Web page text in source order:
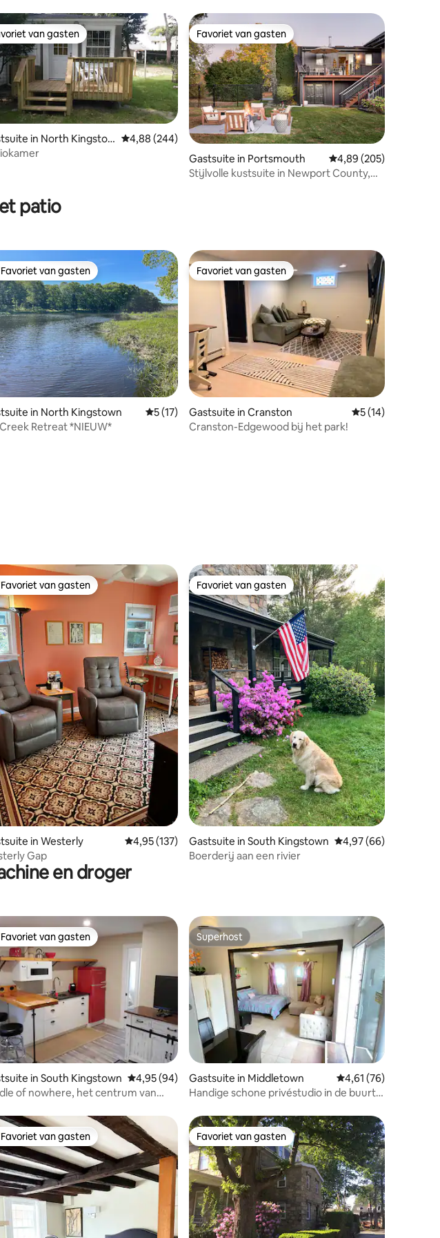
van 4,92 uit 5, 451 recensies
van gasten
van gasten
in North Kingstow Gemiddelde beoordeling van 4,88 uit 5, 244 recensies
4,88 (244)
Favoriet van gasten
Favoriet van gasten
Gastsuite in Portsmouth Gemiddelde
4,89 (205)
Stijlvolle kustsuite in Newport County,
patio
van 4,99 uit 5, 79 recensies
van gasten
Favoriet van gasten
in North Kingstown Gemiddelde beoordeling van 5 uit 5, 17 recensies
5 (17)
Retreat *NIEUW*
Favoriet van gasten
Favoriet van gasten
Gastsuite in Cranston Gemiddelde
5 (14)
Cranston-Edgewood bij het park!
van 4,98 uit 5, 109 recensies
van gasten
Favoriet van gasten
in Westerly Gemiddelde beoordeling van 4,95 uit 5, 137 recensies
4,95 (137)
Gap
Favoriet van gasten
Favoriet van gasten
Gastsuite in South Kingstown Gemiddelde
4,97 (66)
Boerderij aan een rivier
en droger
van 4,83 uit 5, 275 recensies
van gasten
Favoriet van gasten
in South Kingstown Gemiddelde beoordeling van 4,95 uit 5, 94 recensies
4,95 (94)
of nowhere, het centrum van
Superhost
Superhost
Gastsuite in Middletown Gemiddelde
4,61 (76)
Handige schone privéstudio in de buurt
van gasten
Favoriet van gasten Favoriet van gasten
Favoriet van gasten